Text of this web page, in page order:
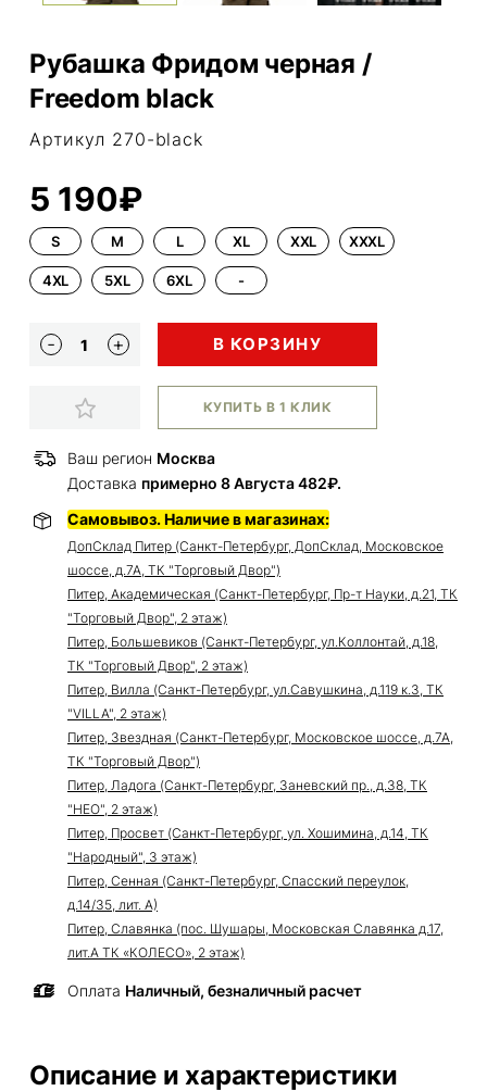
Рубашка Фридом черная /
Freedom black
Артикул 270-black
5 190₽
S M L XL XXL XXXL
4XL 5XL 6XL -
В КОРЗИНУ
КУПИТЬ В 1 КЛИК
Ваш регион Москва
Доставка примерно 8 Августа 482₽.
Самовывоз. Наличие в магазинах:
ДопСклад Питер (Санкт-Петербург, ДопСклад, Московское
шоссе, д.7А, ТК "Торговый Двор")
Питер, Академическая (Санкт-Петербург, Пр-т Науки, д.21, ТК
"Торговый Двор", 2 этаж)
Питер, Большевиков (Санкт-Петербург, ул.Коллонтай, д.18,
ТК "Торговый Двор", 2 этаж)
Питер, Вилла (Санкт-Петербург, ул.Савушкина, д.119 к.3, ТК
"VILLA", 2 этаж)
Питер, Звездная (Санкт-Петербург, Московское шоссе, д.7А,
ТК "Торговый Двор")
Питер, Ладога (Санкт-Петербург, Заневский пр., д.38, ТК
"НЕО", 2 этаж)
Питер, Просвет (Санкт-Петербург, ул. Хошимина, д.14, ТК
"Народный", 3 этаж)
Питер, Сенная (Санкт-Петербург, Спасский переулок,
д.14/35, лит. А)
Питер, Славянка (пос. Шушары, Московская Славянка д.17,
лит.А ТК «КОЛЕСО», 2 этаж)
Оплата Наличный, безналичный расчет
Описание и характеристики